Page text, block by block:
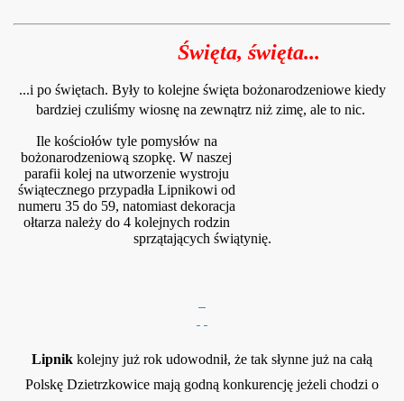
Święta, święta...
...i po świętach. Były to kolejne święta bożonarodzeniowe kiedy
bardziej czuliśmy wiosnę na zewnątrz niż zimę, ale to nic.
Ile kościołów tyle pomysłów na
bożonarodzeniową szopkę. W naszej
parafii kolej na utworzenie wystroju
świątecznego przypadła Lipnikowi od
numeru 35 do 59, natomiast dekoracja
ołtarza należy do 4 kolejnych rodzin
sprzątających świątynię.
Lipnik kolejny już rok udowodnił, że tak słynne już na całą
Polskę Dzietrzkowice mają godną konkurencję jeżeli chodzi o